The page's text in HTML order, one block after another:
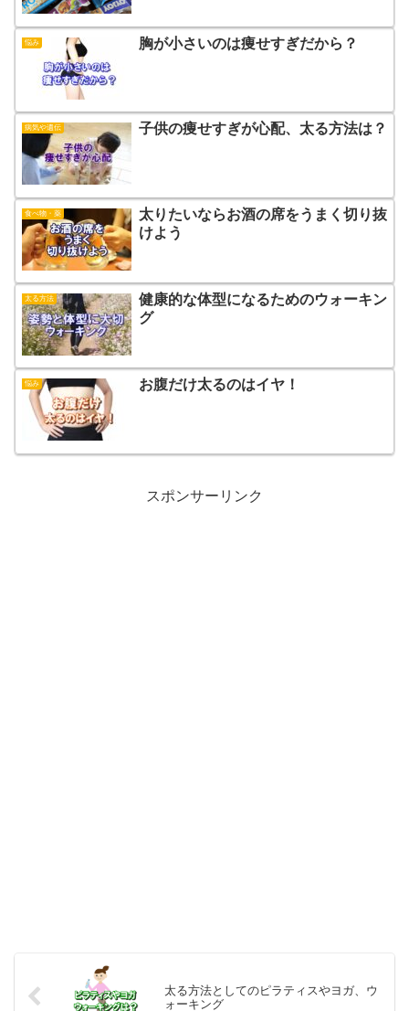
悩み 胸が小さいのは痩せすぎだから？
病気や遺伝 子供の痩せすぎが心配、太る方法は？
食べ物・薬
太りたいならお酒の席をうまく切り抜
けよう
太る方法
健康的な体型になるためのウォーキン
グ
悩み お腹だけ太るのはイヤ！
スポンサーリンク
太る方法としてのピラティスやヨガ、ウ
ォーキング